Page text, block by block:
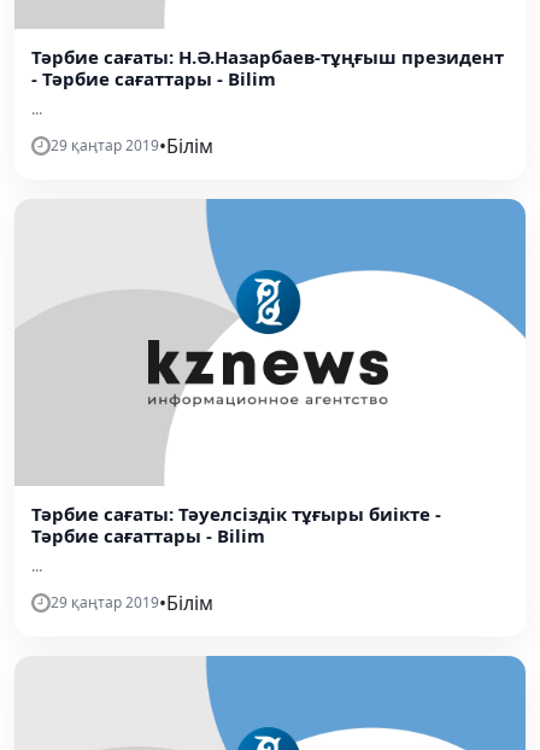
Тәрбие сағаты: Н.Ә.Назарбаев-тұңғыш президент
- Тәрбие сағаттары - Bilim
...
29 қаңтар 2019•Білім
Тәрбие сағаты: Тәуелсіздік тұғыры биікте -
Тәрбие сағаттары - Bilim
...
29 қаңтар 2019•Білім